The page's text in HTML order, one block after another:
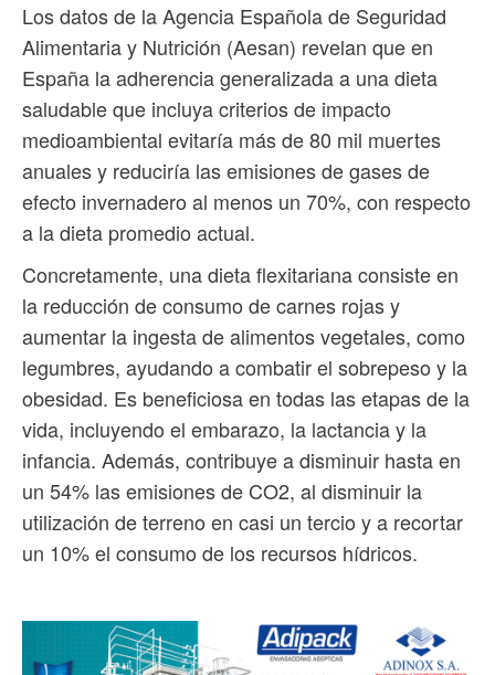
Los datos de la Agencia Española de Seguridad
Alimentaria y Nutrición (Aesan) revelan que en
España la adherencia generalizada a una dieta
saludable que incluya criterios de impacto
medioambiental evitaría más de 80 mil muertes
anuales y reduciría las emisiones de gases de
efecto invernadero al menos un 70%, con respecto
a la dieta promedio actual.
Concretamente, una dieta flexitariana consiste en
la reducción de consumo de carnes rojas y
aumentar la ingesta de alimentos vegetales, como
legumbres, ayudando a combatir el sobrepeso y la
obesidad. Es beneficiosa en todas las etapas de la
vida, incluyendo el embarazo, la lactancia y la
infancia. Además, contribuye a disminuir hasta en
un 54% las emisiones de CO2, al disminuir la
utilización de terreno en casi un tercio y a recortar
un 10% el consumo de los recursos hídricos.